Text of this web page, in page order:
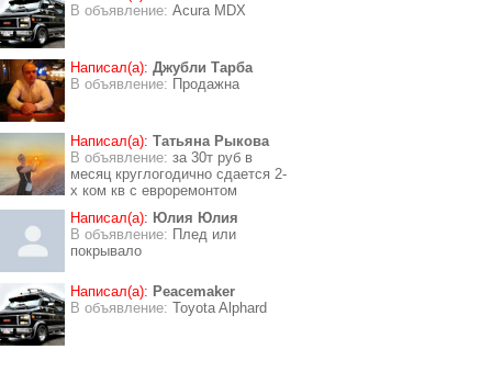
В объявление: Acura MDX
Написал(а): Джубли Тарба
В объявление: Продажна
Написал(а): Татьяна Рыкова
В объявление: за 30т руб в
месяц круглогодично сдается 2-
х ком кв с евроремонтом
Написал(а): Юлия Юлия
В объявление: Плед или
покрывало
Написал(а): Peacemaker
В объявление: Toyota Alphard